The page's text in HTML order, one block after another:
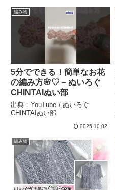
編み物
5分でできる！簡単なお花
の編み方🌸♡ – ぬいろぐ
CHINTAIぬい部
出典：YouTube / ぬいろぐ
CHINTAIぬい部
2025.10.02
編み物